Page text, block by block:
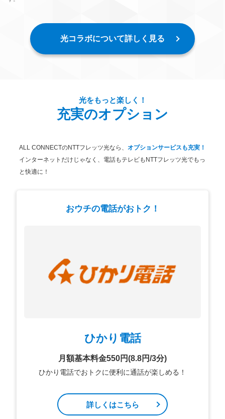
光コラボについて詳しく見る
光をもっと楽しく！
充実のオプション
ALL CONNECTのNTTフレッツ光なら、 オプションサービスも充実！
インターネットだけじゃなく、電話もテレビもNTTフレッツ光でもっ
と快適に！
おウチの電話がおトク！
ひかり電話
月額基本料金550円(8.8円/3分)
ひかり電話でおトクに便利に通話が楽しめる！
詳しくはこちら